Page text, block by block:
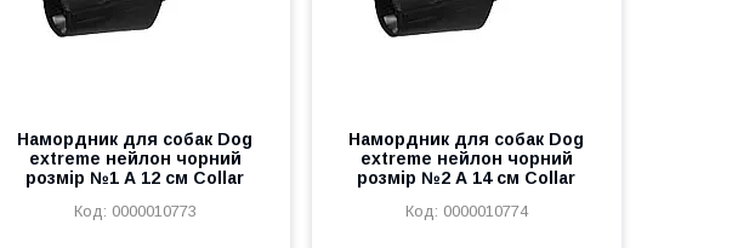
Намордник для собак Dog
extreme нейлон чорний
розмір №1 А 12 см Collar
0000010773
Намордник для собак Dog
extreme нейлон чорний
розмір №2 А 14 см Collar
0000010774